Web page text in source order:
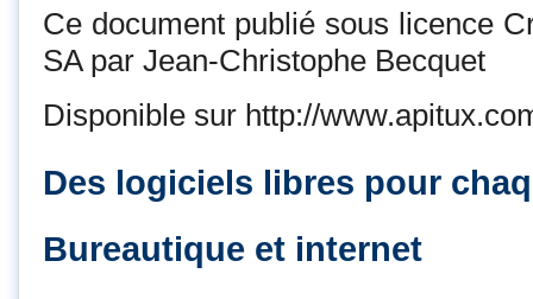
Ce document publié sous licence
SA par Jean-Christophe Becquet
Disponible sur http://
Des logiciels libres pour
Bureautique et internet